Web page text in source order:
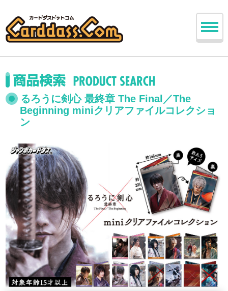
るろうに剣心 最終章 The Final／The
Beginning miniクリアファイルコレクショ
ン